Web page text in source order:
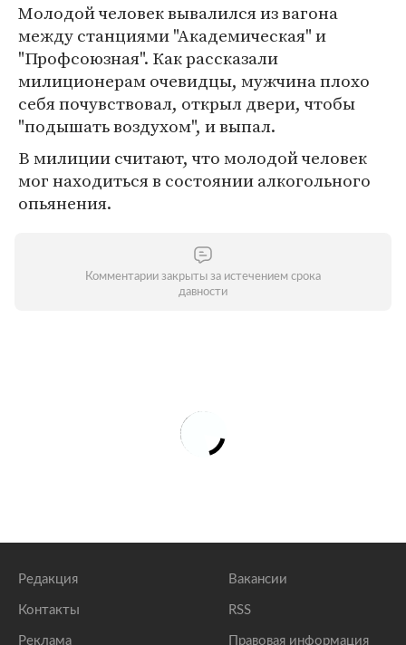
Молодой человек вывалился из вагона
между станциями "Академическая" и
"Профсоюзная". Как рассказали
милиционерам очевидцы, мужчина плохо
себя почувствовал, открыл двери, чтобы
"подышать воздухом", и выпал.
В милиции считают, что молодой человек
мог находиться в состоянии алкогольного
опьянения.
Комментарии закрыты за истечением срока
давности
Редакция
Контакты
Реклама
Вакансии
RSS
Правовая информация